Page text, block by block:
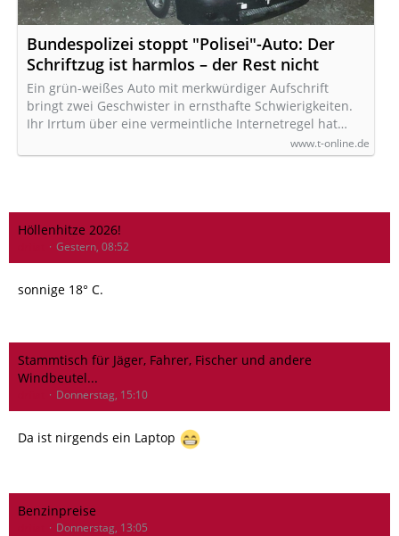
Bundespolizei stoppt "Polisei"-Auto: Der
Schriftzug ist harmlos – der Rest nicht
Ein grün-weißes Auto mit merkwürdiger Aufschrift
bringt zwei Geschwister in ernsthafte Schwierigkeiten.
Ihr Irrtum über eine vermeintliche Internetregel hat…
www.t-online.de
Höllenhitze 2026!
Gestern, 08:52
sonnige 18° C.
Stammtisch für Jäger, Fahrer, Fischer und andere
Windbeutel...
Donnerstag, 15:10
Da ist nirgends ein Laptop
Benzinpreise
Donnerstag, 13:05